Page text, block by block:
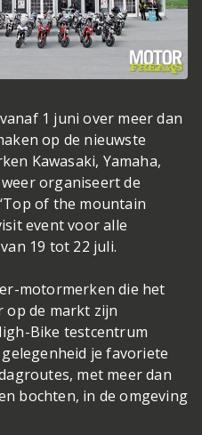
1 juni over meer dan
op de nieuwste
Kawasaki, Yamaha,
organiseert de
of the mountain
event voor alle
19 tot 22 juli.
motormerken die het
op de markt zijn
Bike testcentrum
je favoriete
met meer dan
bochten, in de omgeving